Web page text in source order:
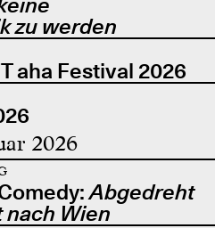
zu werden
aha Festival 2026
2026
Abgedreht
nach Wien